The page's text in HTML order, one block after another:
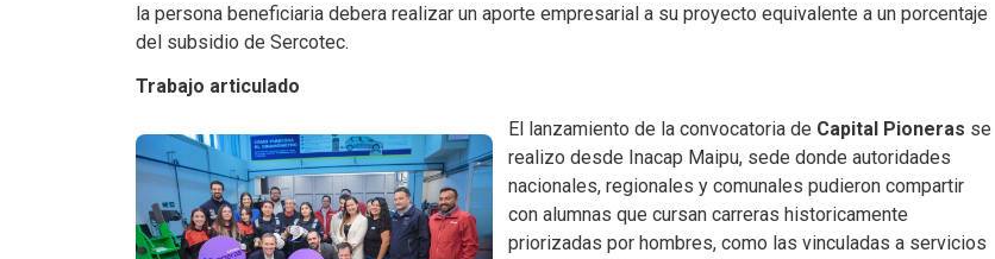
la persona beneficiaria debera realizar un aporte empresarial a su proyecto equivalente a un porcentaje
del subsidio de Sercotec.
Trabajo articulado
El lanzamiento de la convocatoria de Capital Pioneras se
realizo desde Inacap Maipu, sede donde autoridades
nacionales, regionales y comunales pudieron compartir
con alumnas que cursan carreras historicamente
priorizadas por hombres, como las vinculadas a servicios